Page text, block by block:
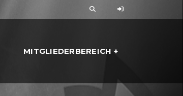
MITGLIEDERBEREICH